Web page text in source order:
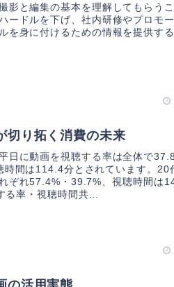
影と編集の基本を理解してもらう
ードルを下げ、社内研修やプロモ
を身に付けるための情報を提供する
切り拓く消費の未来
日に動画を視聴する率は全体で
時間は114.4分とされています。20
ぞれ57.4%・39.7%、視聴時間は
率・視聴時間共...